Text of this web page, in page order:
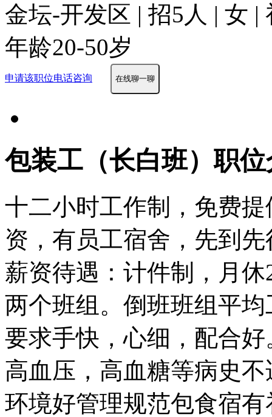
金坛-开发区 | 招5人 | 女
年龄20-50岁
申请该职位电话咨询 在线聊一聊
包装工（长白班）职
十二小时工作制，免费
资，有员工宿舍，先到
薪资待遇：计件制，月
两个班组。倒班班组平
要求手快，心细，配合好
高血压，高血糖等病史
环境好管理规范包食宿有